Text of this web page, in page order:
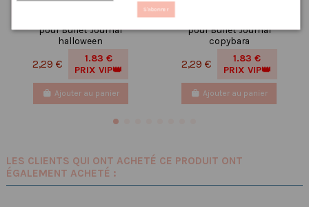
pour Bullet Journal
halloween
2,29 €
1.83 €
PRIX VIP👑
Ajouter au panier
pour Bullet Journal
copybara
2,29 €
1.83 €
PRIX VIP👑
Ajouter au panier
LES CLIENTS QUI ONT ACHETÉ CE PRODUIT ONT
ÉGALEMENT ACHETÉ :
S'abonner